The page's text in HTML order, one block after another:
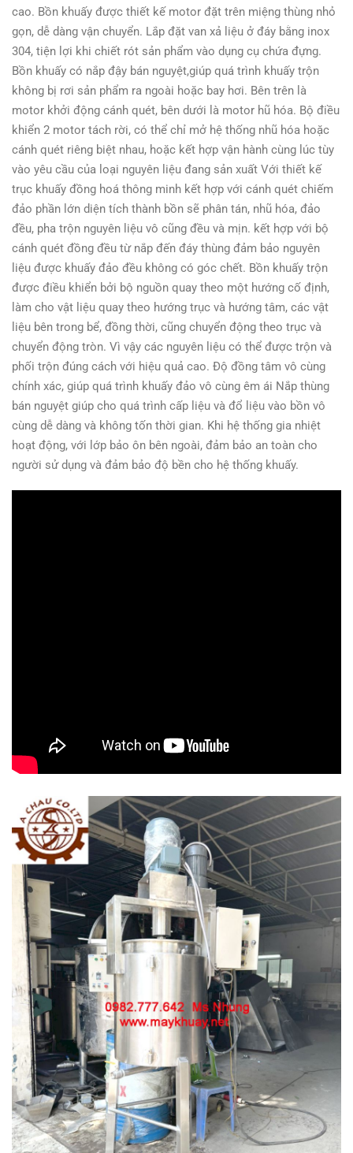
cao. Bồn khuấy được thiết kế motor đặt trên miệng thùng nhỏ
gọn, dễ dàng vận chuyển. Lắp đặt van xả liệu ở đáy bằng inox
304, tiện lợi khi chiết rót sản phẩm vào dụng cụ chứa đựng.
Bồn khuấy có nắp đậy bán nguyệt,giúp quá trình khuấy trộn
không bị rơi sản phẩm ra ngoài hoặc bay hơi. Bên trên là
motor khởi động cánh quét, bên dưới là motor hũ hóa. Bộ điều
khiển 2 motor tách rời, có thể chỉ mở hệ thống nhũ hóa hoặc
cánh quét riêng biệt nhau, hoặc kết hợp vận hành cùng lúc tùy
vào yêu cầu của loại nguyên liệu đang sản xuất Với thiết kế
trục khuấy đồng hoá thông minh kết hợp với cánh quét chiếm
đảo phần lớn diện tích thành bồn sẽ phân tán, nhũ hóa, đảo
đều, pha trộn nguyên liệu vô cũng đều và mịn. kết hợp với bộ
cánh quét đồng đều từ nắp đến đáy thùng đảm bảo nguyên
liệu được khuấy đảo đều không có góc chết. Bồn khuấy trộn
được điều khiển bởi bộ nguồn quay theo một hướng cố định,
làm cho vật liệu quay theo hướng trục và hướng tâm, các vật
liệu bên trong bể, đồng thời, cũng chuyển động theo trục và
chuyển động tròn. Vì vậy các nguyên liệu có thể được trộn và
phối trộn đúng cách với hiệu quả cao. Độ đồng tâm vô cùng
chính xác, giúp quá trình khuấy đảo vô cùng êm ái Nắp thùng
bán nguyệt giúp cho quá trình cấp liệu và đổ liệu vào bồn vô
cùng dễ dàng và không tốn thời gian. Khi hệ thống gia nhiệt
hoạt động, với lớp bảo ôn bên ngoài, đảm bảo an toàn cho
người sử dụng và đảm bảo độ bền cho hệ thống khuấy.